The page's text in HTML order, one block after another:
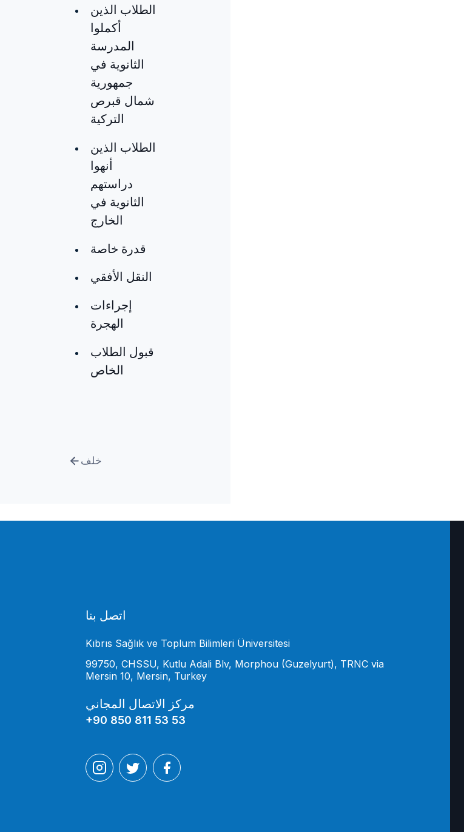
الطلاب الذين
أكملوا
المدرسة
الثانوية في
جمهورية
شمال قبرص
التركية
الطلاب الذين
أنهوا
دراستهم
الثانوية في
الخارج
قدرة خاصة
النقل الأفقي
إجراءات
الهجرة
قبول الطلاب
الخاص
خلف
اتصل بنا
Kıbrıs Sağlık ve Toplum Bilimleri Üniversitesi
99750, CHSSU, Kutlu Adali Blv, Morphou (Guzelyurt), TRNC via
Mersin 10, Mersin, Turkey
مركز الاتصال المجاني
+90 850 811 53 53